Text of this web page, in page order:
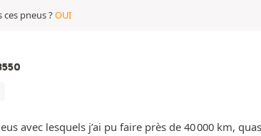
ces pneus ?OUI
avec lesquels j’ai pu faire près de 40 000 km,